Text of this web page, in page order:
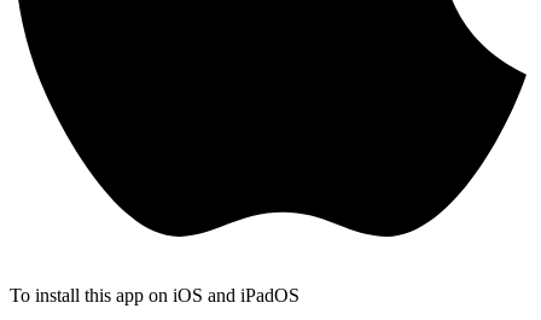
To install this app on iOS and iPadOS